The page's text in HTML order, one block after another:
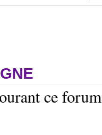
ce